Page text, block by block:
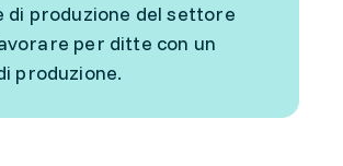
produzione del settore
per ditte con un
produzione.